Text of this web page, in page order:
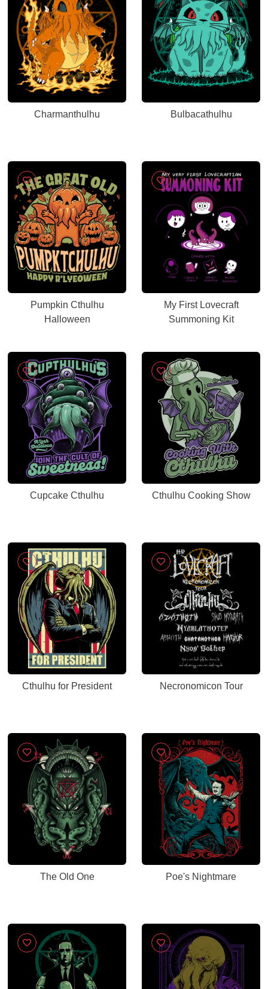
Charmanthulhu Bulbacathulhu
Pumpkin Cthulhu
Halloween
My First Lovecraft
Summoning Kit
Cupcake Cthulhu Cthulhu Cooking Show
Cthulhu for President Necronomicon Tour
The Old One Poe's Nightmare